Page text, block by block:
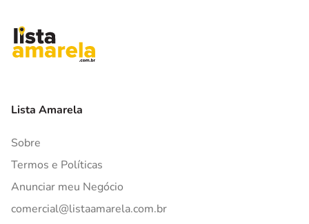
Lista Amarela
Sobre
Termos e Políticas
Anunciar meu Negócio
comercial@listaamarela.com.br